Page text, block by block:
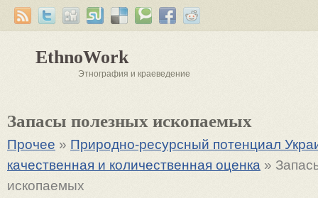
EthnoWork
Этнография и краеведение
Запасы полезных ископаемых
Прочее » Природно-ресурсный потенциал
качественная и количественная оценка »
ископаемых